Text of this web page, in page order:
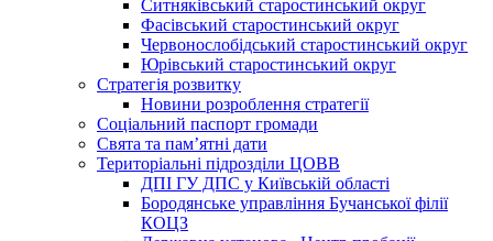
Ситняківський старостинський округ
Фасівський старостинський округ
Червонослобідський старостинський округ
Юрівський старостинський округ
Стратегія розвитку
Новини розроблення стратегії
Соціальний паспорт громади
Свята та пам’ятні дати
Територіальні підрозділи ЦОВВ
ДПІ ГУ ДПС у Київській області
Бородянське управління Бучанської філії
КОЦЗ